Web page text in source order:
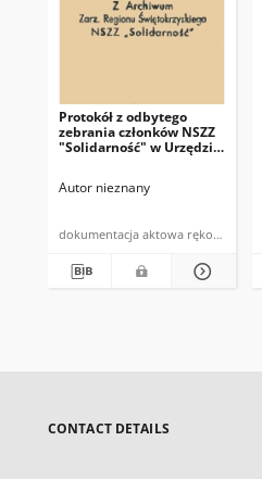
Protokół z odbytego
zebrania członków NSZZ
"Solidarność" w Urzędzie
Autor nieznany
dokumentacja aktowa rękopis
CONTACT DETAILS